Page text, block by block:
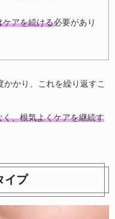
ケアを続ける必要があり
かり、これを繰り返すこ
、根気よくケアを継続す
イプ